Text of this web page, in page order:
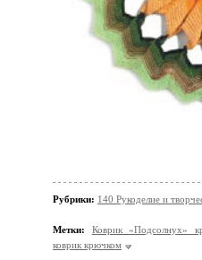
Рубрики: 140 Рукоделие и
Метки:
Коврик «Подсолнух»
коврик крючком